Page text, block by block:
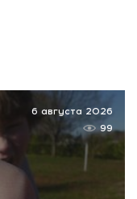
6 августа 2026
99